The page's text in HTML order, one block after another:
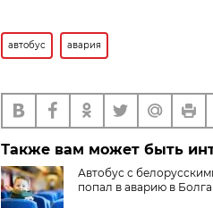
автобус авария
Также вам может быть
Автобус с
попал в аварию в